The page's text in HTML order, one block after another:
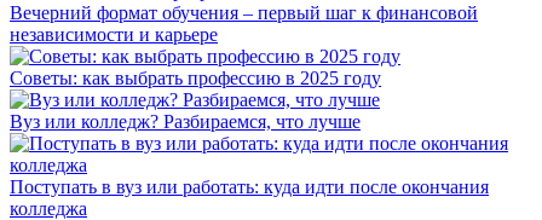
Вечерний формат обучения – первый шаг к финансовой
независимости и карьере
Советы: как выбрать профессию в 2025 году
Вуз или колледж? Разбираемся, что лучше
Поступать в вуз или работать: куда идти после окончания
колледжа